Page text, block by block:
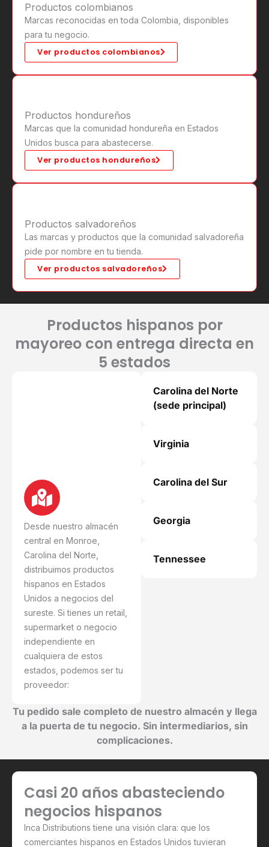
Productos colombianos
Marcas reconocidas en toda Colombia, disponibles
para tu negocio.
Ver productos colombianos
Productos hondureños
Marcas que la comunidad hondureña en Estados
Unidos busca para abastecerse.
Ver productos hondureños
Productos salvadoreños
Las marcas y productos que la comunidad salvadoreña
pide por nombre en tu tienda.
Ver productos salvadoreños
Productos hispanos por
mayoreo con entrega directa en
5 estados
Desde nuestro almacén
central en Monroe,
Carolina del Norte,
distribuimos productos
hispanos en Estados
Unidos a negocios del
sureste. Si tienes un retail,
supermarket o negocio
independiente en
cualquiera de estos
estados, podemos ser tu
proveedor:
Carolina del Norte
(sede principal)
Virginia
Carolina del Sur
Georgia
Tennessee
Tu pedido sale completo de nuestro almacén y llega
a la puerta de tu negocio. Sin intermediarios, sin
complicaciones.
Casi 20 años abasteciendo
negocios hispanos
Inca Distributions tiene una visión clara: que los
comerciantes hispanos en Estados Unidos tuvieran